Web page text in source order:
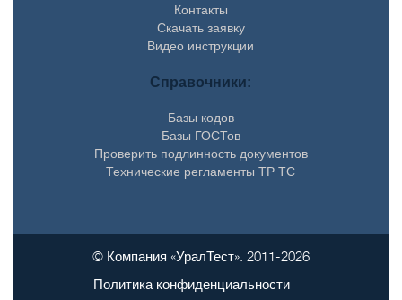
Контакты
Скачать заявку
Видео инструкции
Справочники:
Базы кодов
Базы ГОСТов
Проверить подлинность документов
Технические регламенты ТР ТС
© Компания «УралТест». 2011-2026
Политика конфиденциальности